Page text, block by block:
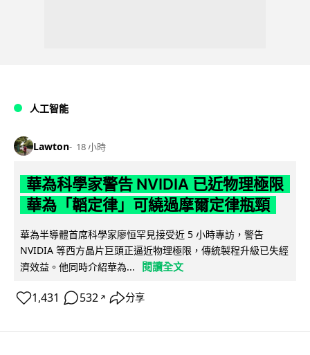
人工智能
Lawton 18 小時
華為科學家警告 NVIDIA 已近物理極限
華為「韜定律」可繞過摩爾定律瓶頸
華為半導體首席科學家廖恒罕見接受近 5 小時專訪，警告
NVIDIA 等西方晶片巨頭正逼近物理極限，傳統製程升級已失經
濟效益。他同時介紹華為...
閱讀全文
1,431 532 ↗ 分享